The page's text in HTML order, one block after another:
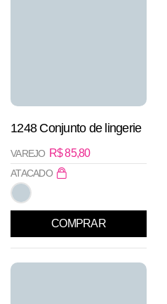
1248 Conjunto de lingerie
R$85,80
VAREJO
ATACADO
COMPRAR